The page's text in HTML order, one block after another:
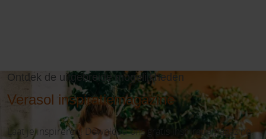
Ontdek de uitgebreide mogelijkheden
Verasol inspiratiemagazine
Laat je inspireren! Download ons gratis inspiratiemagazine.